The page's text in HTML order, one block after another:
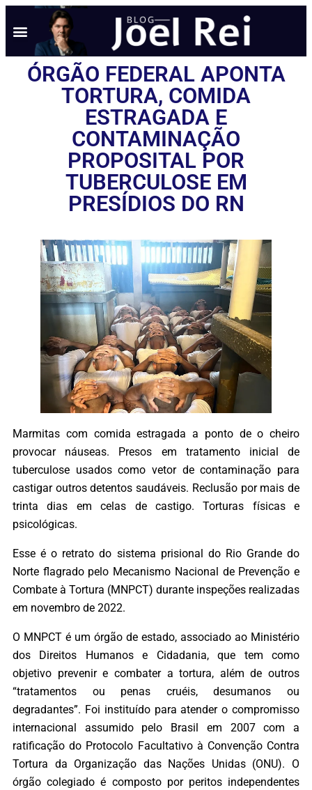
ÓRGÃO FEDERAL APONTA
TORTURA, COMIDA
ESTRAGADA E
CONTAMINAÇÃO
PROPOSITAL POR
TUBERCULOSE EM
PRESÍDIOS DO RN
Marmitas com comida estragada a ponto de o cheiro
provocar náuseas. Presos em tratamento inicial de
tuberculose usados como vetor de contaminação para
castigar outros detentos saudáveis. Reclusão por mais de
trinta dias em celas de castigo. Torturas físicas e
psicológicas.
Esse é o retrato do sistema prisional do Rio Grande do
Norte flagrado pelo Mecanismo Nacional de Prevenção e
Combate à Tortura (MNPCT) durante inspeções realizadas
em novembro de 2022.
O MNPCT é um órgão de estado, associado ao Ministério
dos Direitos Humanos e Cidadania, que tem como
objetivo prevenir e combater a tortura, além de outros
“tratamentos ou penas cruéis, desumanos ou
degradantes”. Foi instituído para atender o compromisso
internacional assumido pelo Brasil em 2007 com a
ratificação do Protocolo Facultativo à Convenção Contra
Tortura da Organização das Nações Unidas (ONU). O
órgão colegiado é composto por peritos independentes